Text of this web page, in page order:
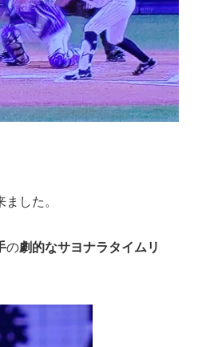
した。
の劇的なサヨナラタイムリ